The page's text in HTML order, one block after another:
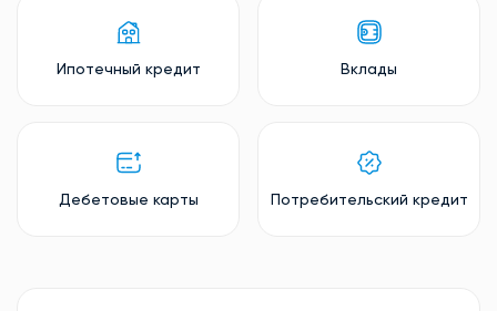
Ипотечный кредит Вклады
Дебетовые карты Потребительский кредит